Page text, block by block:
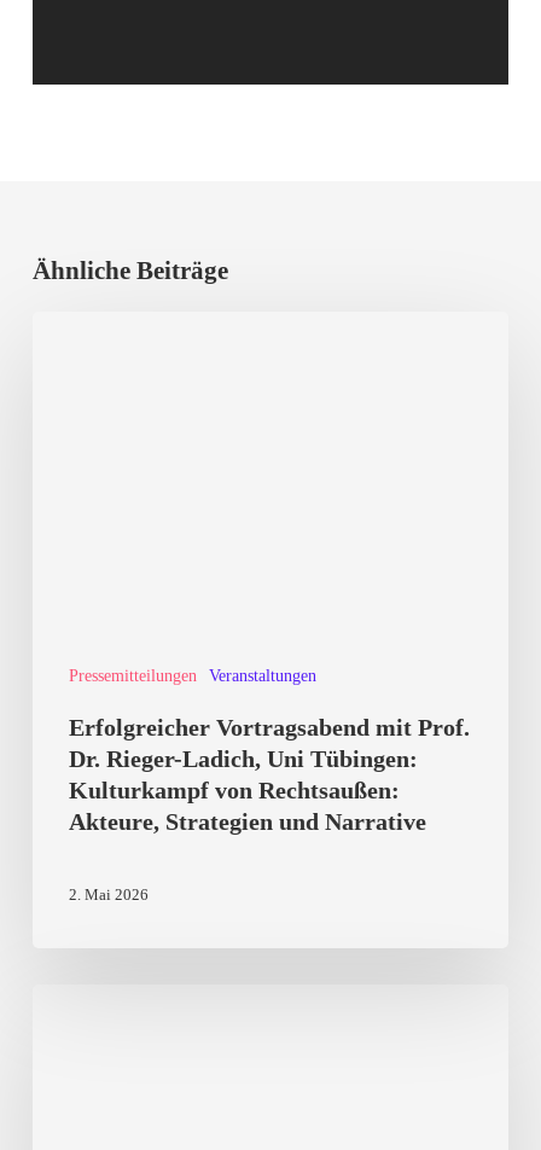
Ähnliche Beiträge
Pressemitteilungen Veranstaltungen
Kulturkampf
Rechtsaußen:
Akteure,
Strategien
Erfolgreicher Vortragsabend mit Prof.
Dr. Rieger-Ladich, Uni Tübingen:
Kulturkampf von Rechtsaußen:
Akteure, Strategien und Narrative
2. Mai 2026